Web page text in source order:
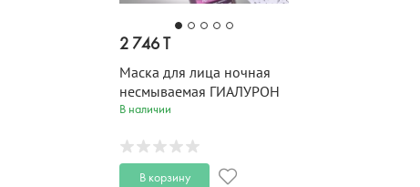
2 746 T
Маска для лица ночная
несмываемая ГИАЛУРОН
LIFT 100 мл
В наличии
В корзину